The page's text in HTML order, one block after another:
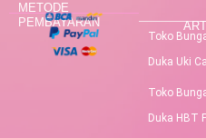
METODE
PEMBAYARAN
Toko
Duka Uki
Toko
Duka HBT